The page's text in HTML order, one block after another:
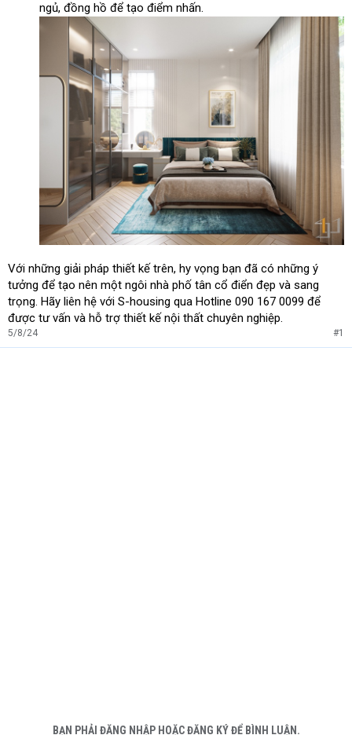
ngủ, đồng hồ để tạo điểm nhấn.
Với những giải pháp thiết kế trên, hy vọng bạn đã có những ý
tưởng để tạo nên một ngôi nhà phố tân cổ điển đẹp và sang
trọng. Hãy liên hệ với S-housing qua Hotline 090 167 0099 để
được tư vấn và hỗ trợ thiết kế nội thất chuyên nghiệp.
5/8/24 #1
BẠN PHẢI ĐĂNG NHẬP HOẶC ĐĂNG KÝ ĐỂ BÌNH LUẬN.